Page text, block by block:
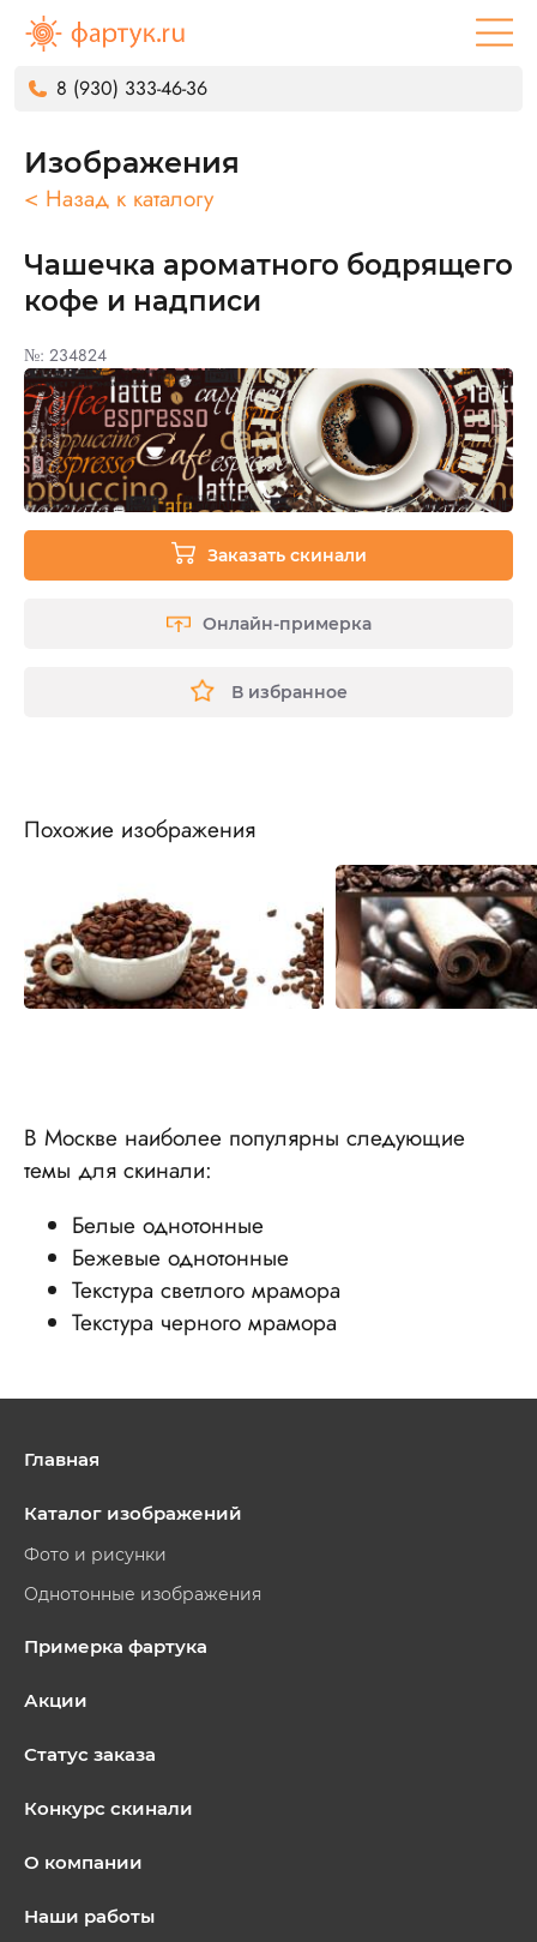
8 (930) 333-46-36
Изображения
< Назад к каталогу
Чашечка ароматного бодрящего
кофе и надписи
№: 234824
Заказать скинали
Онлайн-примерка
В избранное
Похожие изображения
В Москве наиболее популярны следующие
темы для скинали:
Белые однотонные
Бежевые однотонные
Текстура светлого мрамора
Текстура черного мрамора
Главная
Каталог изображений
Фото и рисунки
Однотонные изображения
Примерка фартука
Акции
Статус заказа
Конкурс скинали
О компании
Наши работы